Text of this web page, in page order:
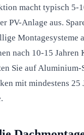
macht typisch 5-
PV-Anlage aus.
Montagesysteme
nach 10-15 Jahren
Sie auf Aluminium-
mit mindestens 25